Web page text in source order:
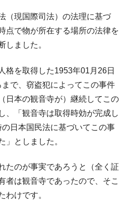
のでは。
BYD』車への補助金を全廃 ⇒ 実
いる。6カ月で対前年同期比
使スティールが着韓！⇒ さっそ
け！」「極右勢力」のプラカー
」
2035年までに18.4GW規模のAIデ
ら無理だってば。
「韓国レバレッジETFの清算は
年金公団』株価暴落で200兆蒸
セＫ-ブランドを通報しようキ
（現国際司法）の法理に基づ
点で物が所在する場所の法律を
しました。
格を取得した1953年01月26日
で、窃盗犯によってこの事件
日本の観音寺が）継続してこの
、「観音寺は取得時効が完成し
日本国民法に基づいてこの事
」としました。
たのが事実であろうと（全く証
者は観音寺であったので、そこ
わけです。